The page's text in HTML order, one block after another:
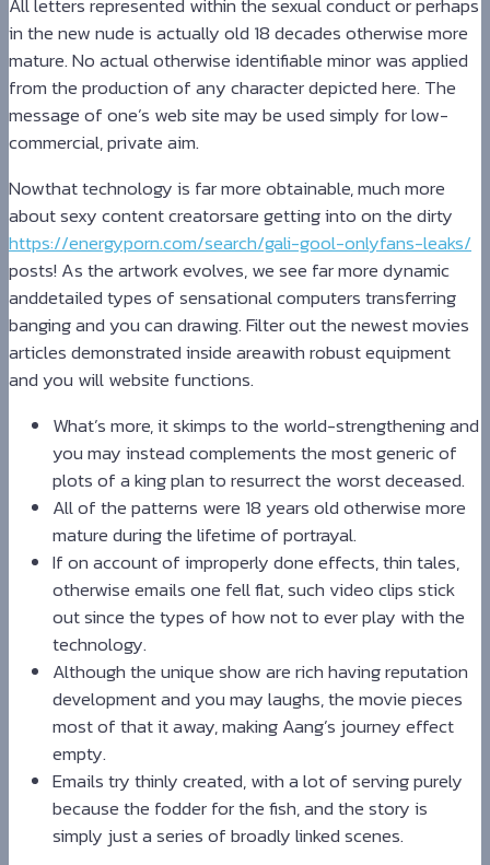
in the new nude is actually old 18 decades otherwise more
mature. No actual otherwise identifiable minor was applied
from the production of any character depicted here. The
message of one’s web site may be used simply for low-
commercial, private aim.
Nowthat technology is far more obtainable, much more
about sexy content creatorsare getting into on the dirty
https://energyporn.com/search/gali-gool-onlyfans-leaks/
posts! As the artwork evolves, we see far more dynamic
anddetailed types of sensational computers transferring
banging and you can drawing. Filter out the newest movies
articles demonstrated inside areawith robust equipment
and you will website functions.
What’s more, it skimps to the world-strengthening and
you may instead complements the most generic of
plots of a king plan to resurrect the worst deceased.
All of the patterns were 18 years old otherwise more
mature during the lifetime of portrayal.
If on account of improperly done effects, thin tales,
otherwise emails one fell flat, such video clips stick
out since the types of how not to ever play with the
technology.
Although the unique show are rich having reputation
development and you may laughs, the movie pieces
most of that it away, making Aang’s journey effect
empty.
Emails try thinly created, with a lot of serving purely
because the fodder for the fish, and the story is
simply just a series of broadly linked scenes.